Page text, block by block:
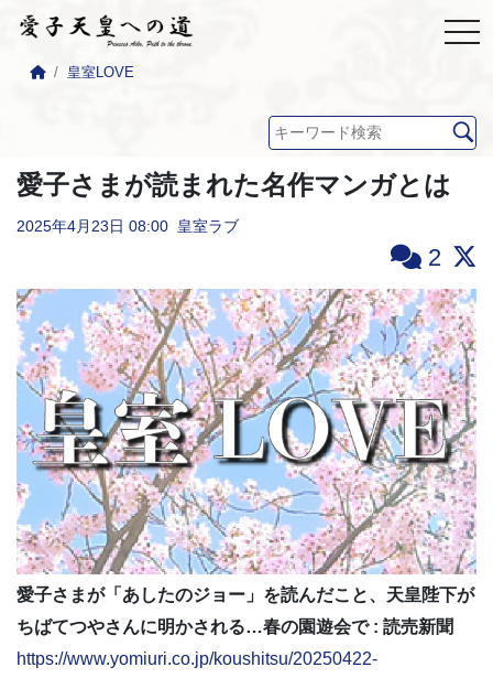
皇室LOVE
愛子さまが読まれた名作マンガとは
2025年4月23日 08:00 皇室ラブ
2
愛子さまが「あしたのジョー」を読んだこと、天皇陛下が
ちばてつやさんに明かされる…春の園遊会で : 読売新聞
https://www.yomiuri.co.jp/koushitsu/20250422-